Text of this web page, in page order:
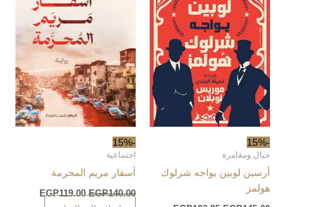
-15%
خيال ومغامرة
أرسين لوبين يواجه شرلوك
هولمز
-15%
اجتماعية
أسفار مريم المحرمة
EGP140.00
EGP119.00